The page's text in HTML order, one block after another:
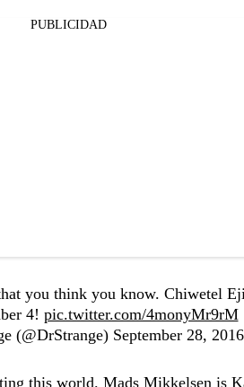
PUBLICIDAD
you think you know. Chiwetel
4! pic.twitter.com/4monyMr9rM
(@DrStrange) September 28, 2016
this world. Mads Mikkelsen is